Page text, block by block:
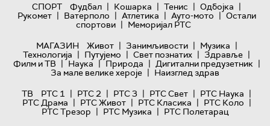
СПОРТ
Фудбал | Кошарка | Тенис | Одбојка |
Рукомет | Ватерполо | Атлетика | Ауто-мото | Остали
спортови | Меморијал РТС
МАГАЗИН
Живот | Занимљивости | Музика |
Технологијa | Путујемо | Свет познатих | Здравље |
Филм и ТВ | Наука | Природа | Дигитални предузетник |
За мале велике хероје | Наизглед здрав
ТВ
РТС 1 | РТС 2 | РТС 3 | РТС Свет | РТС Наука |
РТС Драма | РТС Живот | РТС Класика | РТС Коло |
РТС Трезор | РТС Музика | РТС Полетарац